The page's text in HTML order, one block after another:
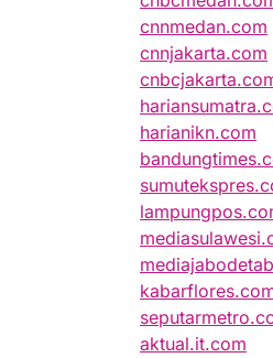
cnnmedan.com
cnnjakarta.com
harianikn.com
aktual.it.com